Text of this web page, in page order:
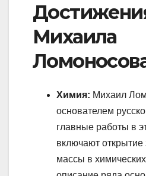
Михаила
Химия: Михаил
основателем
главные работы в
включают открытие
массы в